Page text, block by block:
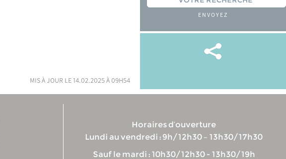
mis à jour le 14.02.2025 à 09h54
ENVOYEZ
Horaires d’ouverture
Lundi au vendredi : 9h/12h30 – 13h30/17h30
Sauf le mardi : 10h30/12h30 - 13h30/19h